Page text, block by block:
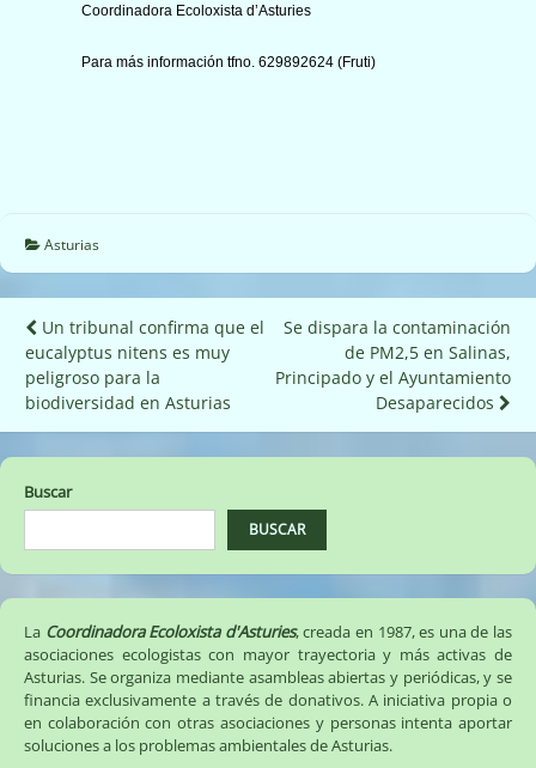
Coordinadora Ecoloxista d’Asturies
Para más información tfno. 629892624 (Fruti)
Asturias
Navegación
de
entradas
Un tribunal confirma que el
eucalyptus nitens es muy
peligroso para la
Se dispara la contaminación
de PM2,5 en Salinas,
Principado y el Ayuntamiento
Desaparecidos
Buscar
BUSCAR
La Coordinadora Ecoloxista d'Asturies, creada en 1987, es una de las
asociaciones ecologistas con mayor trayectoria y más activas de
Asturias. Se organiza mediante asambleas abiertas y periódicas, y se
financia exclusivamente a través de donativos. A iniciativa propia o
en colaboración con otras asociaciones y personas intenta aportar
soluciones a los problemas ambientales de Asturias.